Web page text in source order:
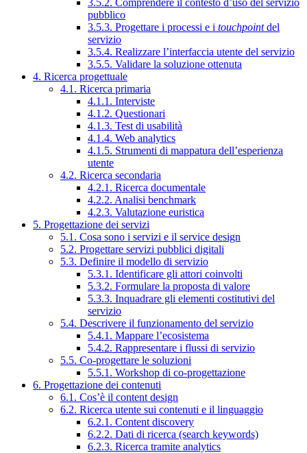
3.5.2. Comprendere il contesto d’uso del servizio
pubblico
3.5.3. Progettare i processi e i touchpointdel
servizio
3.5.4. Realizzare l’interfaccia utente del servizio
3.5.5. Validare la soluzione ottenuta
4. Ricerca progettuale
4.1. Ricerca primaria
4.1.1. Interviste
4.1.2. Questionari
4.1.3. Test di usabilità
4.1.4. Web analytics
4.1.5. Strumenti di mappatura dell’esperienza
utente
4.2. Ricerca secondaria
4.2.1. Ricerca documentale
4.2.2. Analisi benchmark
4.2.3. Valutazione euristica
5. Progettazione dei servizi
5.1. Cosa sono i servizi e il service design
5.2. Progettare servizi pubblici digitali
5.3. Definire il modello di servizio
5.3.1. Identificare gli attori coinvolti
5.3.2. Formulare la proposta di valore
5.3.3. Inquadrare gli elementi costitutivi del
servizio
5.4. Descrivere il funzionamento del servizio
5.4.1. Mappare l’ecosistema
5.4.2. Rappresentare i flussi di servizio
5.5. Co-progettare le soluzioni
5.5.1. Workshop di co-progettazione
6. Progettazione dei contenuti
6.1. Cos’è il content design
6.2. Ricerca utente sui contenuti e il linguaggio
6.2.1. Content discovery
6.2.2. Dati di ricerca (search keywords)
6.2.3. Ricerca tramite analytics